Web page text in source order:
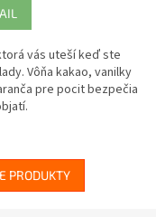
vás uteší keď ste
Vôňa kakao, vanilky
pre pocit bezpečia
PRODUKTY